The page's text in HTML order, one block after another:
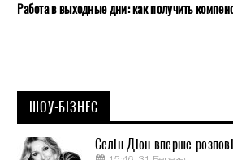
Работа в выходные дни: как получить
ШОУ-БІЗНЕС
Селін Діон вперше